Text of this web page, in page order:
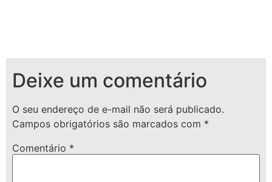
Deixe um comentário
O seu endereço de e-mail não será publicado.
Campos obrigatórios são marcados com *
Comentário *